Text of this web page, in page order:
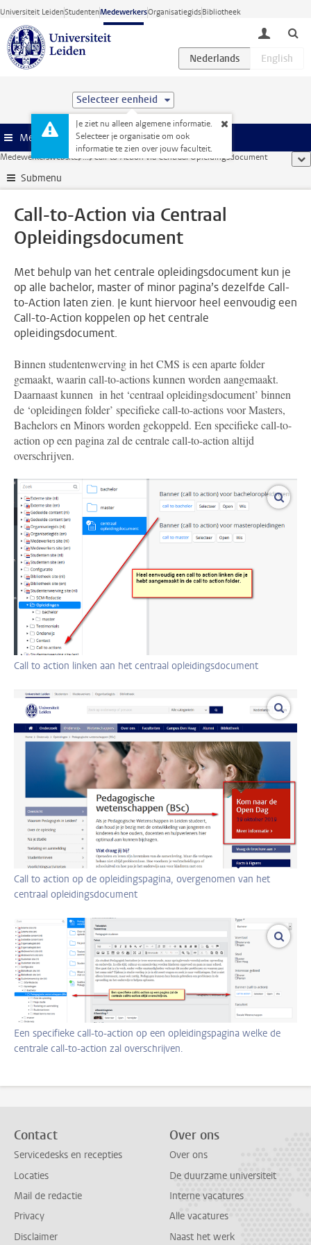
Ga direct naar de inhoud
Universiteit LeidenStudentenMedewerkersOrganisatiegidsBibliotheek
toggle
Selecteer eenheid
Je ziet nu alleen algemene informatie.
Selecteer je organisatie om ook
informatie te zien over jouw faculteit.
Menu
Medewerkerswebsite ... Call-to-Action via Centraal Opleidingsdocument
Submenu
Call-to-Action via Centraal
Opleidingsdocument
Met behulp van het centrale opleidingsdocument kun je
op alle bachelor, master of minor pagina’s dezelfde Call-
to-Action laten zien. Je kunt hiervoor heel eenvoudig een
Call-to-Action koppelen op het centrale
opleidingsdocument.
Binnen studentenwerving in het CMS is een aparte folder
gemaakt, waarin call-to-actions kunnen worden aangemaakt.
Daarnaast kunnen in het ‘centraal opleidingsdocument’ binnen
de ‘opleidingen folder’ specifieke call-to-actions voor Masters,
Bachelors en Minors worden gekoppeld. Een specifieke call-to-
action op een pagina zal de centrale call-to-action altijd
overschrijven.
Call to action linken aan het centraal opleidingsdocument
Call to action op de opleidingspagina, overgenomen van het
centraal opleidingsdocument
Een specifieke call-to-action op een opleidingspagina welke de
centrale call-to-action zal overschrijven.
Contact
Servicedesks en recepties
Locaties
Mail de redactie
Privacy
Disclaimer
Over ons
Over ons
De duurzame universiteit
Interne vacatures
Alle vacatures
Naast het werk